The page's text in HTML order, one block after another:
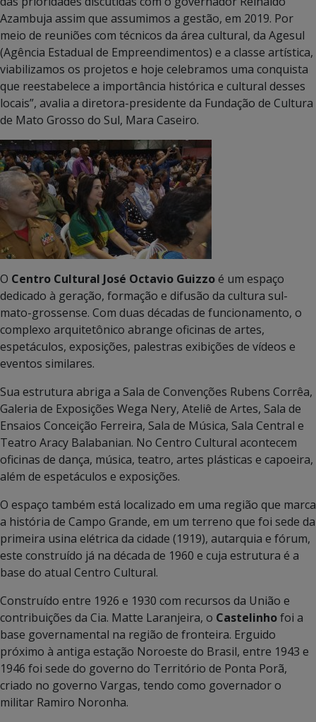
Azambuja assim que assumimos a gestão, em 2019. Por
meio de reuniões com técnicos da área cultural, da Agesul
(Agência Estadual de Empreendimentos) e a classe artística,
viabilizamos os projetos e hoje celebramos uma conquista
que reestabelece a importância histórica e cultural desses
locais”, avalia a diretora-presidente da Fundação de Cultura
de Mato Grosso do Sul, Mara Caseiro.
O Centro Cultural José Octavio Guizzoé um espaço
dedicado à geração, formação e difusão da cultura sul-
mato-grossense. Com duas décadas de funcionamento, o
complexo arquitetônico abrange oficinas de artes,
espetáculos, exposições, palestras exibições de vídeos e
eventos similares.
Sua estrutura abriga a Sala de Convenções Rubens Corrêa,
Galeria de Exposições Wega Nery, Ateliê de Artes, Sala de
Ensaios Conceição Ferreira, Sala de Música, Sala Central e
Teatro Aracy Balabanian. No Centro Cultural acontecem
oficinas de dança, música, teatro, artes plásticas e capoeira,
além de espetáculos e exposições.
O espaço também está localizado em uma região que marca
a história de Campo Grande, em um terreno que foi sede da
primeira usina elétrica da cidade (1919), autarquia e fórum,
este construído já na década de 1960 e cuja estrutura é a
base do atual Centro Cultural.
Construído entre 1926 e 1930 com recursos da União e
contribuições da Cia. Matte Laranjeira, o Castelinhofoi a
base governamental na região de fronteira. Erguido
próximo à antiga estação Noroeste do Brasil, entre 1943 e
1946 foi sede do governo do Território de Ponta Porã,
criado no governo Vargas, tendo como governador o
militar Ramiro Noronha.